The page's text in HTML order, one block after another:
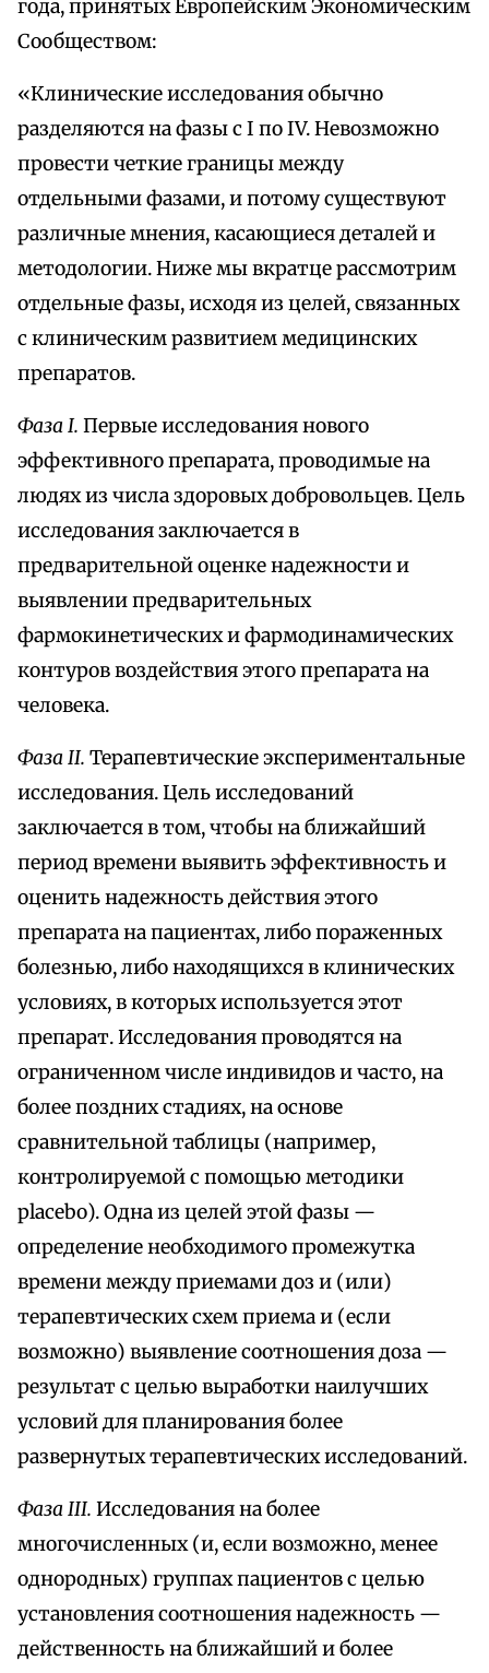
года, принятых Европейским Экономическим
Сообществом:
«Клинические исследования обычно
разделяются на фазы с I по IV. Невозможно
провести четкие границы между
отдельными фазами, и потому существуют
различные мнения, касающиеся деталей и
методологии. Ниже мы вкратце рассмотрим
отдельные фазы, исходя из целей, связанных
с клиническим развитием медицинских
препаратов.
Фаза I. Первые исследования нового
эффективного препарата, проводимые на
людях из числа здоровых добровольцев. Цель
исследования заключается в
предварительной оценке надежности и
выявлении предварительных
фармокинетических и фармодинамических
контуров воздействия этого препарата на
человека.
Фаза II. Терапевтические экспериментальные
исследования. Цель исследований
заключается в том, чтобы на ближайший
период времени выявить эффективность и
оценить надежность действия этого
препарата на пациентах, либо пораженных
болезнью, либо находящихся в клинических
условиях, в которых используется этот
препарат. Исследования проводятся на
ограниченном числе индивидов и часто, на
более поздних стадиях, на основе
сравнительной таблицы (например,
контролируемой с помощью методики
placebo). Одна из целей этой фазы —
определение необходимого промежутка
времени между приемами доз и (или)
терапевтических схем приема и (если
возможно) выявление соотношения доза —
результат с целью выработки наилучших
условий для планирования более
развернутых терапевтических исследований.
Фаза III. Исследования на более
многочисленных (и, если возможно, менее
однородных) группах пациентов с целью
установления соотношения надежность —
действенность на ближайший и более